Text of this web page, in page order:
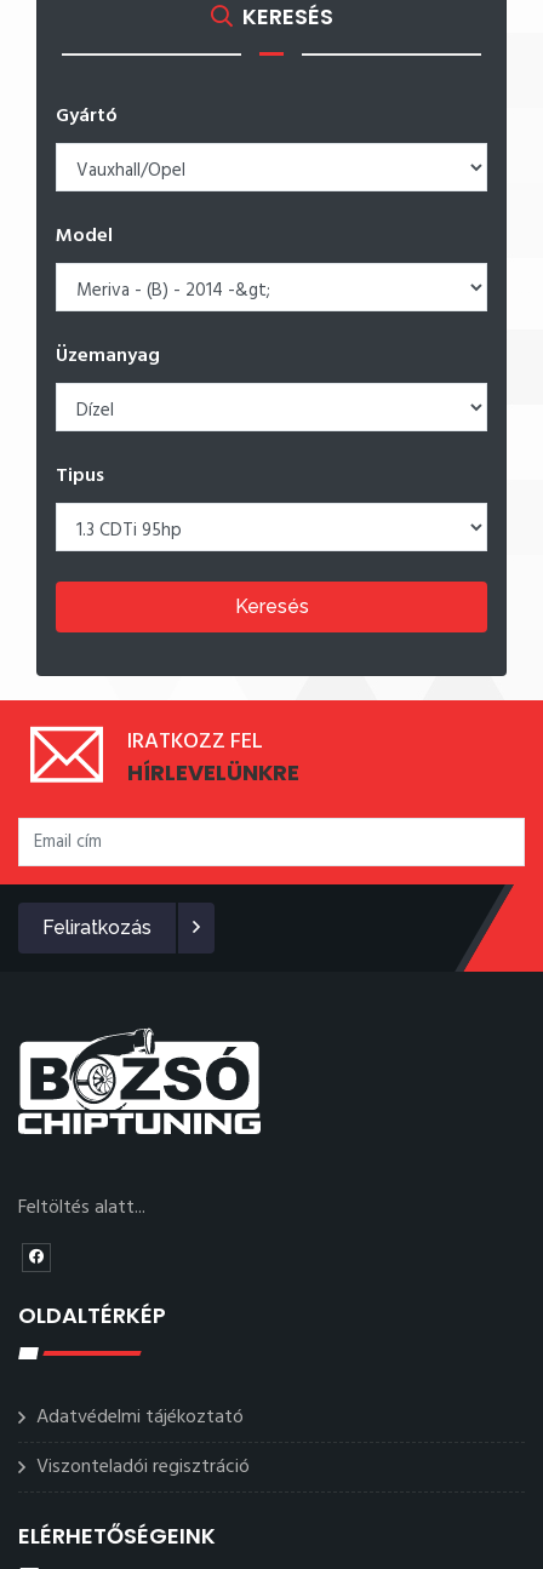
KERESÉS
Gyártó
Model
Üzemanyag
Tipus
Keresés
IRATKOZZ FEL
HÍRLEVELÜNKRE
Feliratkozás
Feltöltés alatt...
OLDALTÉRKÉP
Adatvédelmi tájékoztató
Viszonteladói regisztráció
ELÉRHETŐSÉGEINK